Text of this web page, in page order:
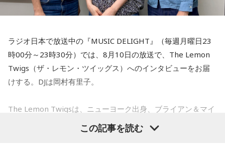
ラジオ日本で放送中の『MUSIC DELIGHT』（毎週月曜日23
時00分～23時30分）では、8月10日の放送で、The Lemon
Twigs（ザ・レモン・ツイッグス）へのインタビューをお届
けする。DJは岡村有里子。
The Lemon Twigsは、ニューヨーク出身、ブライアン＆マイ
ケル・ダダリオによる兄弟デュオ。2016年にアルバム『Do
Hollywood』で鮮烈なデビューを果たし、60〜70年代ポップ
この記事を読む